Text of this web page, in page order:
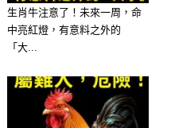
數字，或者是突
沒去過的彩券
生肖牛注意了！未來一周，命
中亮紅燈，有意料之外的
「大...